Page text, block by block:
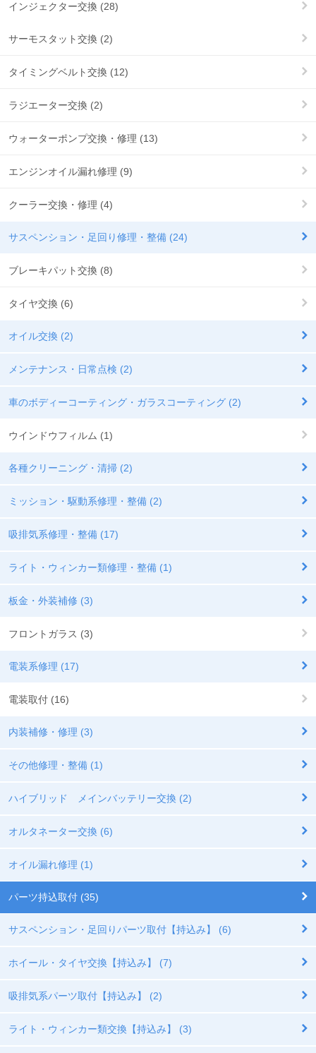
インジェクター交換 (28)
サーモスタット交換 (2)
タイミングベルト交換 (12)
ラジエーター交換 (2)
ウォーターポンプ交換・修理 (13)
エンジンオイル漏れ修理 (9)
クーラー交換・修理 (4)
サスペンション・足回り修理・整備 (24)
ブレーキパット交換 (8)
タイヤ交換 (6)
オイル交換 (2)
メンテナンス・日常点検 (2)
車のボディーコーティング・ガラスコーティング (2)
ウインドウフィルム (1)
各種クリーニング・清掃 (2)
ミッション・駆動系修理・整備 (2)
吸排気系修理・整備 (17)
ライト・ウィンカー類修理・整備 (1)
板金・外装補修 (3)
フロントガラス (3)
電装系修理 (17)
電装取付 (16)
内装補修・修理 (3)
その他修理・整備 (1)
ハイブリッド メインバッテリー交換 (2)
オルタネーター交換 (6)
オイル漏れ修理 (1)
パーツ持込取付 (35)
サスペンション・足回りパーツ取付【持込み】 (6)
ホイール・タイヤ交換【持込み】 (7)
吸排気系パーツ取付【持込み】 (2)
ライト・ウィンカー類交換【持込み】 (3)